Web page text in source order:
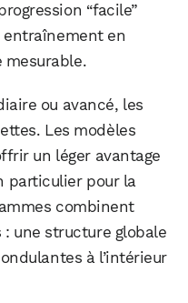
“facile”
entraînement en
mesurable.
ou avancé, les
Les modèles
un léger avantage
particulier pour la
combinent
une structure globale
à l’intérieur